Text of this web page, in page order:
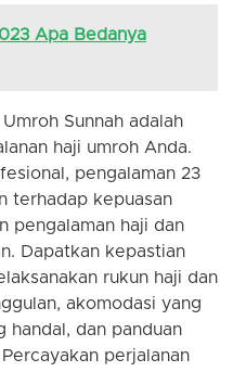
Apa Bedanya
Sunnah adalah
haji umroh Anda.
pengalaman 23
terhadap kepuasan
pengalaman haji dan
Dapatkan kepastian
rukun haji dan
akomodasi yang
handal, dan panduan
perjalanan